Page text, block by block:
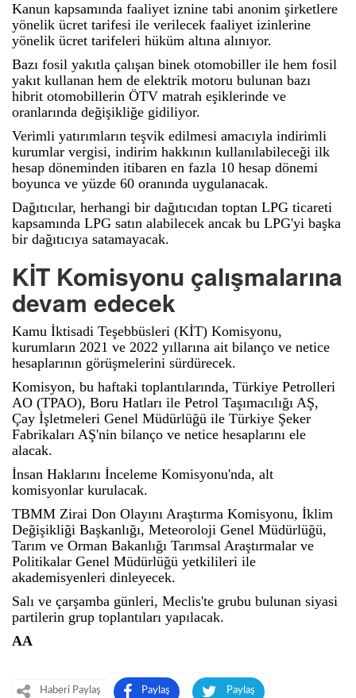
Kanun kapsamında faaliyet iznine tabi anonim şirketlere
yönelik ücret tarifesi ile verilecek faaliyet izinlerine
yönelik ücret tarifeleri hüküm altına alınıyor.
Bazı fosil yakıtla çalışan binek otomobiller ile hem fosil
yakıt kullanan hem de elektrik motoru bulunan bazı
hibrit otomobillerin ÖTV matrah eşiklerinde ve
oranlarında değişikliğe gidiliyor.
Verimli yatırımların teşvik edilmesi amacıyla indirimli
kurumlar vergisi, indirim hakkının kullanılabileceği ilk
hesap döneminden itibaren en fazla 10 hesap dönemi
boyunca ve yüzde 60 oranında uygulanacak.
Dağıtıcılar, herhangi bir dağıtıcıdan toptan LPG ticareti
kapsamında LPG satın alabilecek ancak bu LPG'yi başka
bir dağıtıcıya satamayacak.
KİT Komisyonu çalışmalarına
devam edecek
Kamu İktisadi Teşebbüsleri (KİT) Komisyonu,
kurumların 2021 ve 2022 yıllarına ait bilanço ve netice
hesaplarının görüşmelerini sürdürecek.
Komisyon, bu haftaki toplantılarında, Türkiye Petrolleri
AO (TPAO), Boru Hatları ile Petrol Taşımacılığı AŞ,
Çay İşletmeleri Genel Müdürlüğü ile Türkiye Şeker
Fabrikaları AŞ'nin bilanço ve netice hesaplarını ele
alacak.
İnsan Haklarını İnceleme Komisyonu'nda, alt
komisyonlar kurulacak.
TBMM Zirai Don Olayını Araştırma Komisyonu, İklim
Değişikliği Başkanlığı, Meteoroloji Genel Müdürlüğü,
Tarım ve Orman Bakanlığı Tarımsal Araştırmalar ve
Politikalar Genel Müdürlüğü yetkilileri ile
akademisyenleri dinleyecek.
Salı ve çarşamba günleri, Meclis'te grubu bulunan siyasi
partilerin grup toplantıları yapılacak.
AA
Haberi Paylaş Paylaş Paylaş